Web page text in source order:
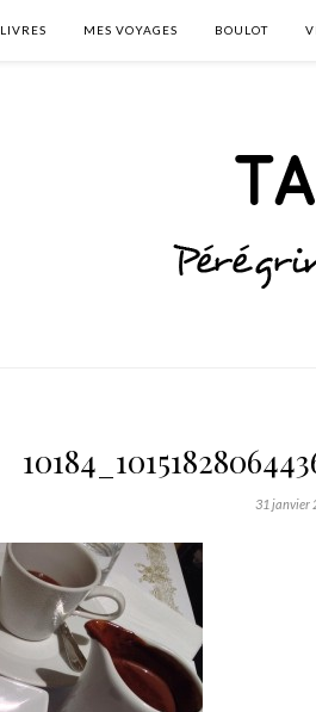
LIVRES MES VOYAGES BOULOT
31 janvier